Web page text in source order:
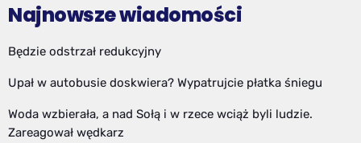
Najnowsze wiadomości
Będzie odstrzał redukcyjny
Upał w autobusie doskwiera? Wypatrujcie płatka śniegu
Woda wzbierała, a nad Sołą i w rzece wciąż byli ludzie.
Zareagował wędkarz